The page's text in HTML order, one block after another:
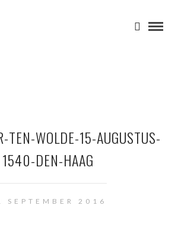
TEN-WOLDE-15-AUGUSTUS-
1540-DEN-HAAG
SEPTEMBER 2016